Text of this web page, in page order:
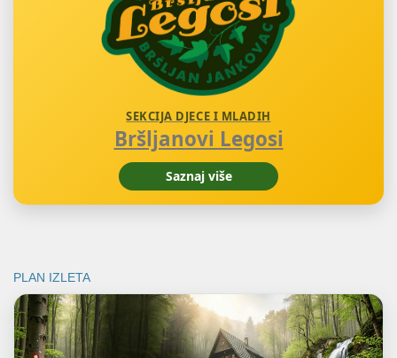
SEKCIJA DJECE I MLADIH
Bršljanovi Legosi
Saznaj više
PLAN IZLETA